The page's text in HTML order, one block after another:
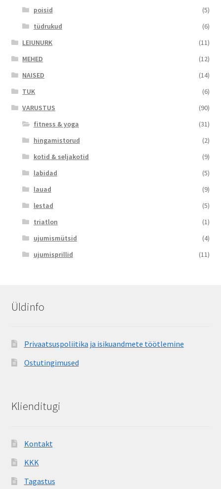
poisid
(5)
tüdrukud
(6)
LEIUNURK
(11)
MEHED
(12)
NAISED
(14)
TUK
(6)
VARUSTUS
(90)
fitness & yoga
(31)
hingamistorud
(2)
kotid & seljakotid
(9)
labidad
(5)
lauad
(9)
lestad
(5)
triatlon
(1)
ujumismütsid
(4)
ujumisprillid
(11)
Üldinfo
Privaatsuspoliitika ja isikuandmete töötlemine
Ostutingimused
Klienditugi
Kontakt
KKK
Tagastus